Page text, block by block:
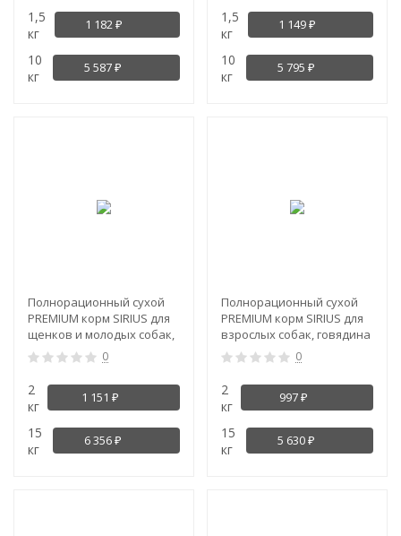
1,5
кг
1 182₽
10
кг
5 587 ₽
1,5
кг
1 149₽
10
кг
5 795 ₽
Полнорационный сухой
PREMIUM корм SIRIUS для
щенков и молодых собак,
ягненок и рис0
2
кг
1 151 ₽
15
кг
6 356 ₽
Полнорационный сухой
PREMIUM корм SIRIUS для
взрослых собак, говядина
с овощами
0
2
кг
997 ₽
15
кг
5 630 ₽